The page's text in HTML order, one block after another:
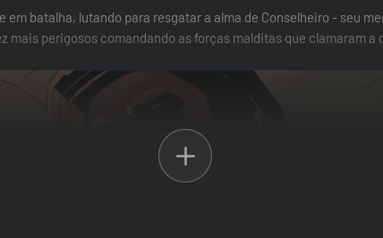
batalha, lutando para resgatar a alma de Conselheiro - seu
perigosos comandando as forças malditas que clamaram